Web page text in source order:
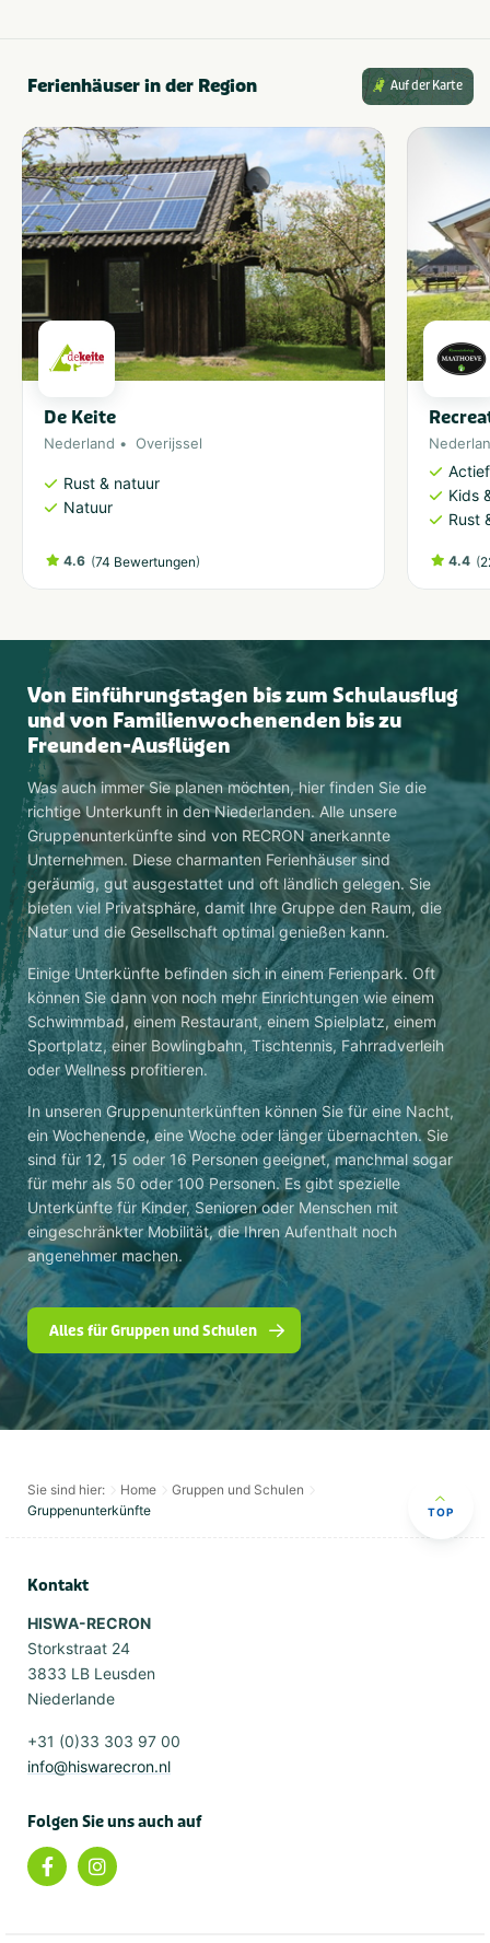
Ferienhäuser in der Region Auf der Karte
De Keite
Nederland Overijssel
Rust & natuur
Natuur
4.6 (74 Bewertungen)
Kids
Rust
4.4 (
Von Einführungstagen bis zum Schulausflug
und von Familienwochenenden bis zu
Freunden-Ausflügen
Was auch immer Sie planen möchten, hier finden Sie die
richtige Unterkunft in den Niederlanden. Alle unsere
Gruppenunterkünfte sind von RECRON anerkannte
Unternehmen. Diese charmanten Ferienhäuser sind
geräumig, gut ausgestattet und oft ländlich gelegen. Sie
bieten viel Privatsphäre, damit Ihre Gruppe den Raum, die
Natur und die Gesellschaft optimal genießen kann.
Einige Unterkünfte befinden sich in einem Ferienpark. Oft
können Sie dann von noch mehr Einrichtungen wie einem
Schwimmbad, einem Restaurant, einem Spielplatz, einem
Sportplatz, einer Bowlingbahn, Tischtennis, Fahrradverleih
oder Wellness profitieren.
In unseren Gruppenunterkünften können Sie für eine Nacht,
ein Wochenende, eine Woche oder länger übernachten. Sie
sind für 12, 15 oder 16 Personen geeignet, manchmal sogar
für mehr als 50 oder 100 Personen. Es gibt spezielle
Unterkünfte für Kinder, Senioren oder Menschen mit
eingeschränkter Mobilität, die Ihren Aufenthalt noch
angenehmer machen.
Alles für Gruppen und Schulen
Sie sind hier: Home
Gruppen und Schulen
Gruppenunterkünfte
TOP
Kontakt
HISWA-RECRON
Storkstraat 24
3833 LB Leusden
Niederlande
+31 (0)33 303 97 00
info@hiswarecron.nl
Folgen Sie uns auch auf